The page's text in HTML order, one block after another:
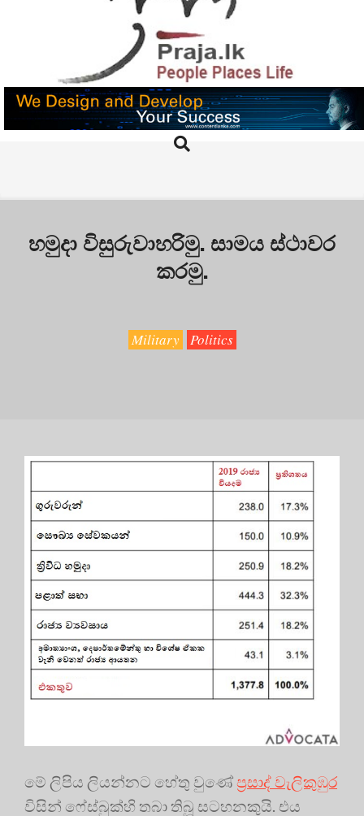
PRAJA.LK
Search
හමුදා විසුරුවාහරිමු. සාමය ස්ථාවර
කරමු.
Military Politics
මේ ලිපිය ලියන්නට හේතු වුණේප්‍රසාද් වැලිකුඹුර
විසින් ෆේස්බුක්හි තබා තිබූ සටහනකුයි. එය